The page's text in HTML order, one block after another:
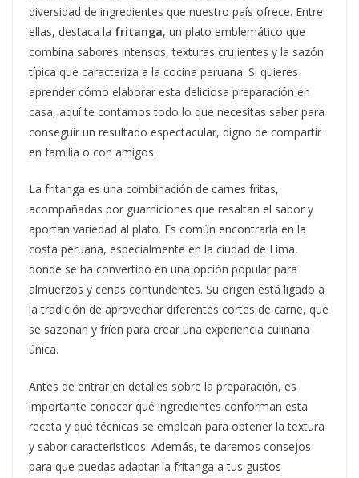
diversidad de ingredientes que nuestro país ofrece. Entre
ellas, destaca la fritanga, un plato emblemático que
combina sabores intensos, texturas crujientes y la sazón
típica que caracteriza a la cocina peruana. Si quieres
aprender cómo elaborar esta deliciosa preparación en
casa, aquí te contamos todo lo que necesitas saber para
conseguir un resultado espectacular, digno de compartir
en familia o con amigos.
La fritanga es una combinación de carnes fritas,
acompañadas por guarniciones que resaltan el sabor y
aportan variedad al plato. Es común encontrarla en la
costa peruana, especialmente en la ciudad de Lima,
donde se ha convertido en una opción popular para
almuerzos y cenas contundentes. Su origen está ligado a
la tradición de aprovechar diferentes cortes de carne, que
se sazonan y fríen para crear una experiencia culinaria
única.
Antes de entrar en detalles sobre la preparación, es
importante conocer qué ingredientes conforman esta
receta y qué técnicas se emplean para obtener la textura
y sabor característicos. Además, te daremos consejos
para que puedas adaptar la fritanga a tus gustos